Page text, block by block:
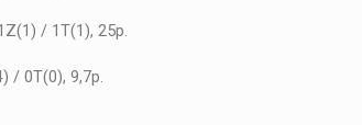
/ 1T(1), 25p.
/ 0T(0), 9,7p.